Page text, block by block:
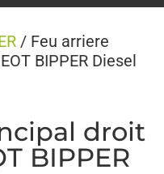
/ Feu arriere
BIPPER Diesel
droit
BIPPER